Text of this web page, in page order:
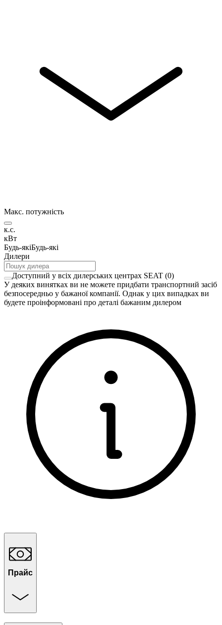
Макс. потужність
к.с.
кВт
Будь-якіБудь-які
Дилери
Доступний у всіх дилерських центрах SEAT (0)
У деяких винятках ви не можете придбати транспортний засіб
безпосередньо у бажаної компанії. Однак у цих випадках ви
будете проінформовані про деталі бажаним дилером
Прайс